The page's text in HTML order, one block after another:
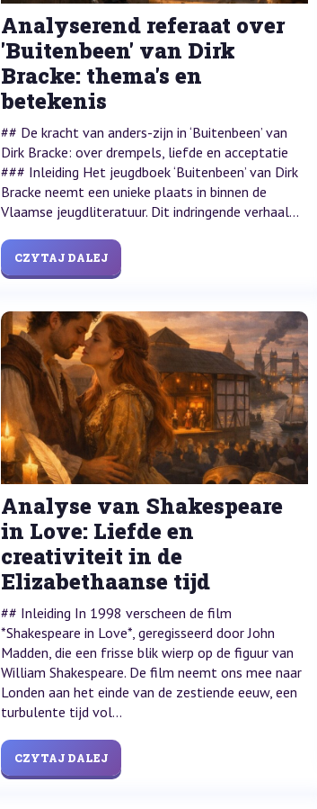
Analyserend referaat over
'Buitenbeen' van Dirk
Bracke: thema's en
betekenis
## De kracht van anders-zijn in ‘Buitenbeen’ van
Dirk Bracke: over drempels, liefde en acceptatie
### Inleiding Het jeugdboek ‘Buitenbeen’ van Dirk
Bracke neemt een unieke plaats in binnen de
Vlaamse jeugdliteratuur. Dit indringende verhaal...
CZYTAJ DALEJ
Analyse van Shakespeare
in Love: Liefde en
creativiteit in de
Elizabethaanse tijd
## Inleiding In 1998 verscheen de film
*Shakespeare in Love*, geregisseerd door John
Madden, die een frisse blik wierp op de figuur van
William Shakespeare. De film neemt ons mee naar
Londen aan het einde van de zestiende eeuw, een
turbulente tijd vol...
CZYTAJ DALEJ